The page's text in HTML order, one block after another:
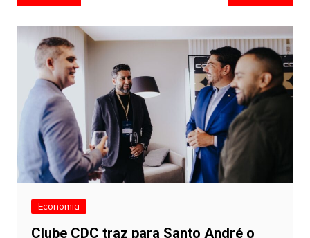
de
artigos
Economia
Clube CDC traz para Santo André o